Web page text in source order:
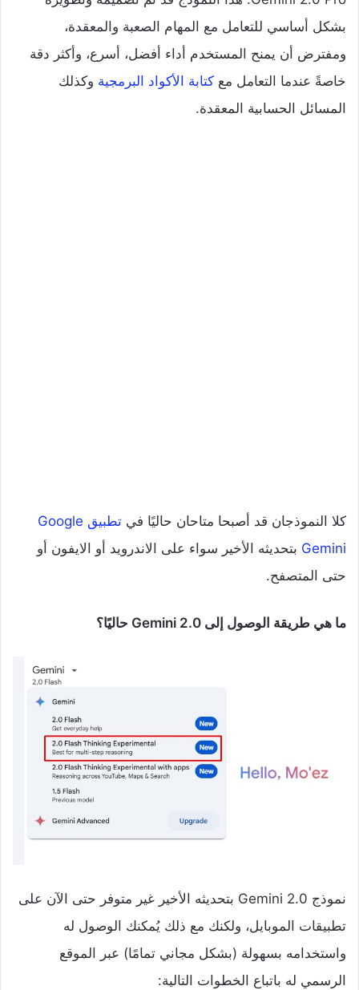
بشكل أساسي للتعامل مع المهام الصعبة والمعقدة،
ومفترض أن يمنح المستخدم أداء أفضل، أسرع، وأكثر دقة
خاصةً عندما التعامل مع كتابة الأكواد البرمجية وكذلك
المسائل الحسابية المعقدة.
كلا النموذجان قد أصبحا متاحان حاليًا في
تطبيق Google
Gemini بتحديثه الأخير سواء على الاندرويد أو الايفون أو
حتى المتصفح.
ما هي طريقة الوصول إلى Gemini 2.0 حاليًا؟
نموذج Gemini 2.0 بتحديثه الأخير غير متوفر حتى الآن على
تطبيقات الموبايل، ولكنك مع ذلك يُمكنك الوصول له
واستخدامه بسهولة (بشكل مجاني تمامًا) عبر الموقع
الرسمي له باتباع الخطوات التالية: